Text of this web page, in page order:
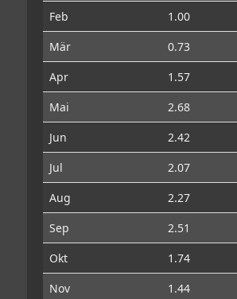
Feb
1.00
Mär
0.73
Apr
1.57
Mai
2.68
Jun
2.42
Jul
2.07
Aug
2.27
Sep
2.51
Okt
1.74
Nov
1.44